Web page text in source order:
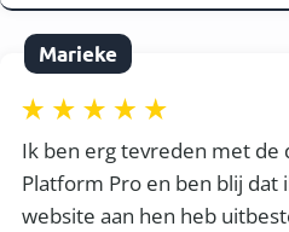
Marieke
Ik ben erg tevreden met de
Platform Pro en ben blij
website aan hen heb